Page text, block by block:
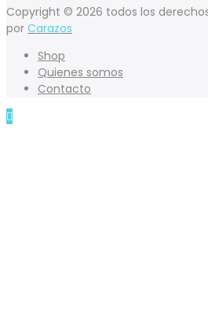
Copyright © 2026 todos los
por Carazos
Shop
Quienes somos
Contacto